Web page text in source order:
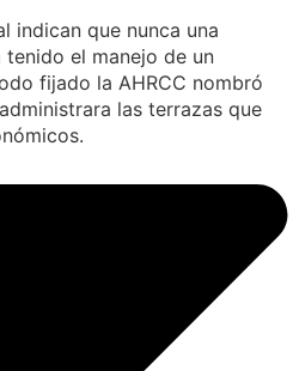
indican que nunca una
tenido el manejo de un
fijado la AHRCC nombró
las terrazas que
en